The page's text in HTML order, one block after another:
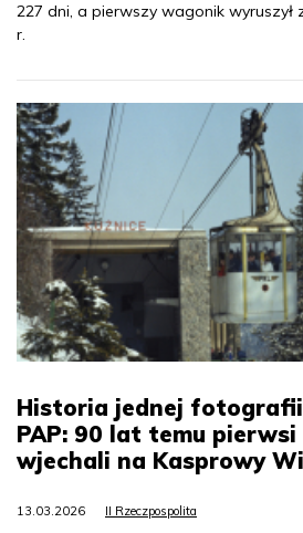
227 dni, a pierwszy wagonik wyruszył
r.
Historia jednej fotografii
PAP: 90 lat temu
wjechali na Kasprowy
13.03.2026 II Rzeczpospolita